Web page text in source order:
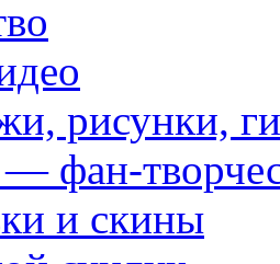
рисунки,
фан-
и скины